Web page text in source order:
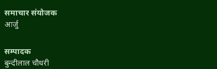
समाचार संयोजक
आर्जु
सम्पादक
बुन्दीलाल चौधरी